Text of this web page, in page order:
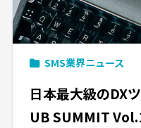
SMS業界ニュース
日本最大級のDX
UB SUMMIT